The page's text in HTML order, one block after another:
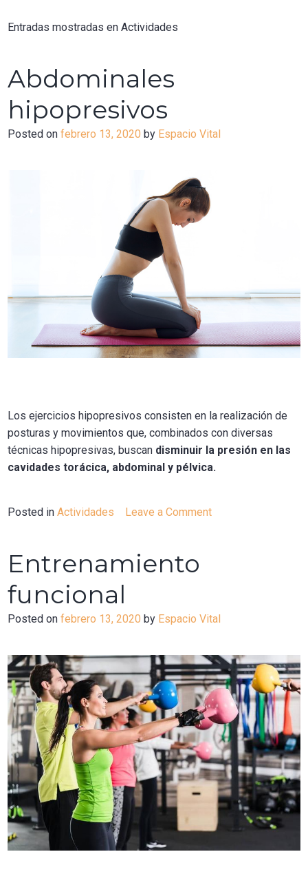
Entradas mostradas en Actividades
Abdominales
hipopresivos
Posted onfebrero 13, 2020 by Espacio Vital
Los ejercicios hipopresivos consisten en la realización de
posturas y movimientos que, combinados con diversas
técnicas hipopresivas, buscan disminuir la presión en las
cavidades torácica, abdominal y pélvica.
Posted inActividades Leave a Comment
Entrenamiento
funcional
Posted onfebrero 13, 2020 by Espacio Vital